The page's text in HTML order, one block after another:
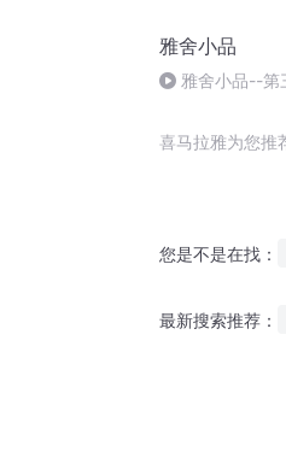
雅舍小品
雅舍小品--第
喜马拉雅为您推
您是不是在找：
最新搜索推荐：